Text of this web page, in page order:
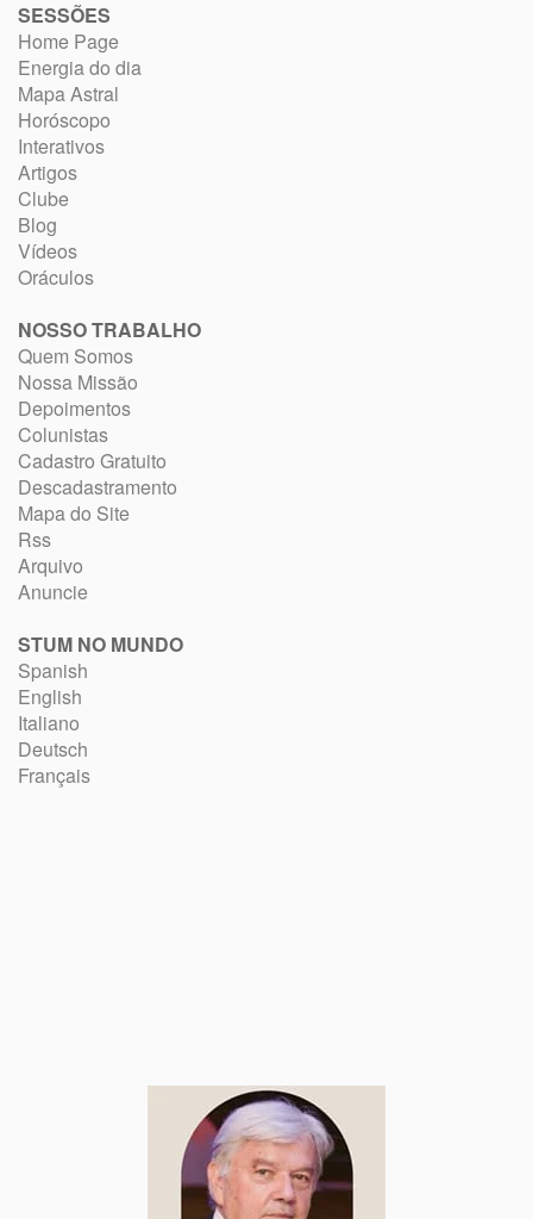
SESSÕES
Home Page
Energia do dia
Mapa Astral
Horóscopo
Interativos
Artigos
Clube
Blog
Vídeos
Oráculos
NOSSO TRABALHO
Quem Somos
Nossa Missão
Depoimentos
Colunistas
Cadastro Gratuito
Descadastramento
Mapa do Site
Rss
Arquivo
Anuncie
STUM NO MUNDO
Spanish
English
Italiano
Deutsch
Français